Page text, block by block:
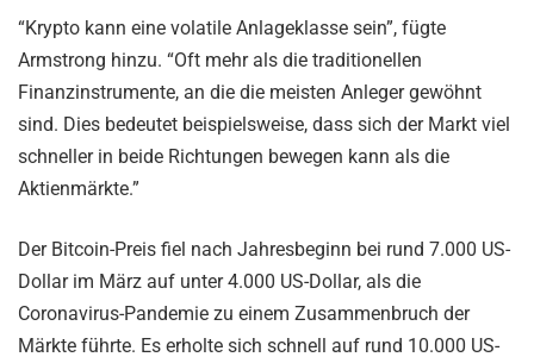
“Krypto kann eine volatile Anlageklasse sein”, fügte
Armstrong hinzu. “Oft mehr als die traditionellen
Finanzinstrumente, an die die meisten Anleger gewöhnt
sind. Dies bedeutet beispielsweise, dass sich der Markt viel
schneller in beide Richtungen bewegen kann als die
Aktienmärkte.”
Der Bitcoin-Preis fiel nach Jahresbeginn bei rund 7.000 US-
Dollar im März auf unter 4.000 US-Dollar, als die
Coronavirus-Pandemie zu einem Zusammenbruch der
Märkte führte. Es erholte sich schnell auf rund 10.000 US-